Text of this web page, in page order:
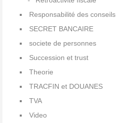
Responsabilité des conseils
SECRET BANCAIRE
societe de personnes
Succession et trust
Theorie
TRACFIN et DOUANES
TVA
Video